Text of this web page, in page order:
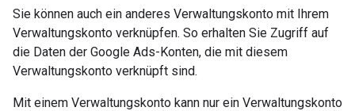
Sie können auch ein anderes Verwaltungskonto mit Ihrem
Verwaltungskonto verknüpfen. So erhalten Sie Zugriff auf
die Daten der Google Ads-Konten, die mit diesem
Verwaltungskonto verknüpft sind.
Mit einem Verwaltungskonto kann nur ein Verwaltungskonto